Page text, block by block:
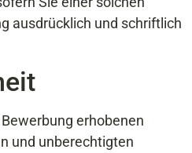
ausdrücklich und schriftlich
erhobenen
und unberechtigten